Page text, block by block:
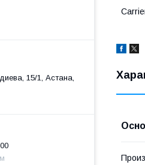
15/1, Астана,